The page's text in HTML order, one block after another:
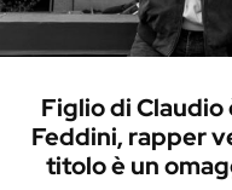
Figlio di Claudio
Feddini, rapper
titolo è un